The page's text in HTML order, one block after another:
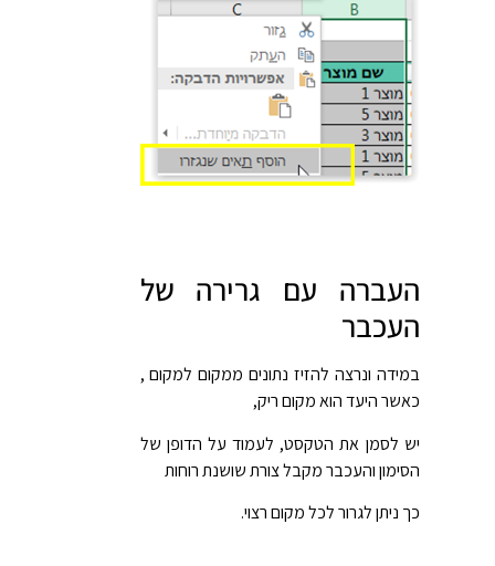
העברה עם גרירה של
העכבר
במידה ונרצה להזיז נתונים ממקום למקום ,
כאשר היעד הוא מקום ריק,
יש לסמן את הטקסט, לעמוד על הדופן של
הסימון והעכבר מקבל צורת שושנת רוחות
כך ניתן לגרור לכל מקום רצוי.